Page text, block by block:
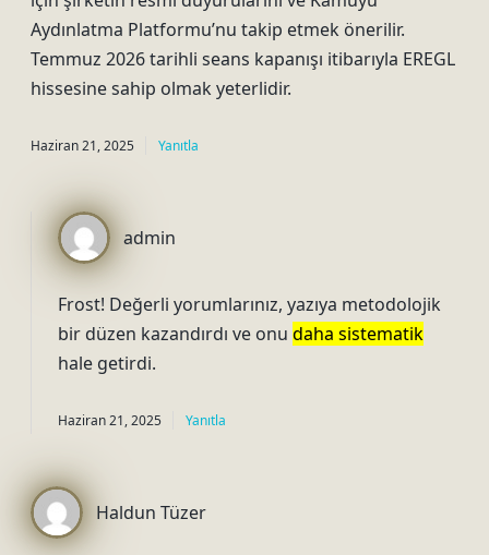
Aydınlatma Platformu’nu takip etmek önerilir.
Temmuz 2026 tarihli seans kapanışı itibarıyla EREGL
hissesine sahip olmak yeterlidir.
Haziran 21, 2025 Yanıtla
admin
Frost! Değerli yorumlarınız, yazıya metodolojik
bir düzen kazandırdı ve onu daha sistematik
hale getirdi.
Haziran 21, 2025 Yanıtla
Haldun Tüzer